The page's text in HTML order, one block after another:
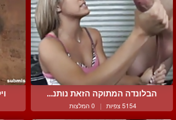
הבלונדה המתוקה הזאת נותנ...
5154 צפיות | 0 המלצות